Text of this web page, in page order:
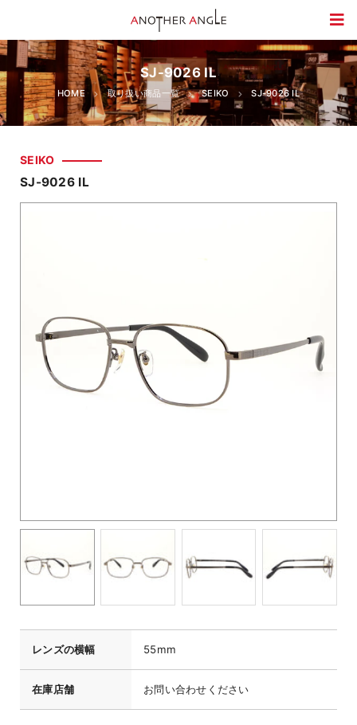
SJ-9026 IL
HOME 取り扱い商品一覧 SEIKO SJ-9026 IL
SEIKO
SJ-9026 IL
レンズの横幅 55mm
在庫店舗 お問い合わせください